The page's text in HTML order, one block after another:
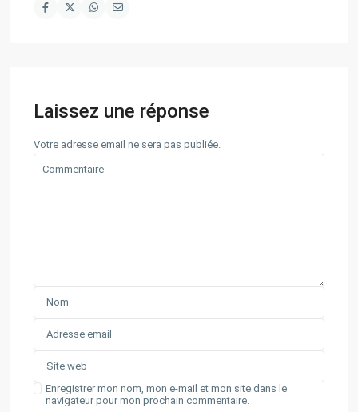
Laissez une réponse
Votre adresse email ne sera pas publiée.
Enregistrer mon nom, mon e-mail et mon site dans le
navigateur pour mon prochain commentaire.